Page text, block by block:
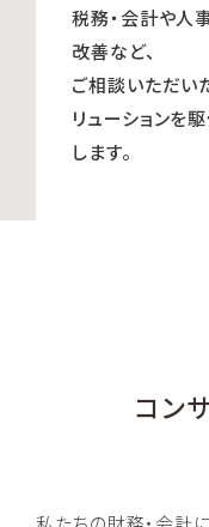
税務・会計や人
改善など、
ご相談いただい
リューションを
します。
コン